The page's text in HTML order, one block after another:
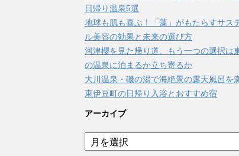
日帰り温泉5選
地球も肌も喜ぶ！「藻」がもたらすサス
ル美容の効果と未来の選び方
河津櫻を見た帰り道、もう一つの選択は
の温泉に泊まるか立ち寄るか
大川温泉・磯の湯で海絶景の露天風呂を
東伊豆町の日帰り入浴とおすすめ宿
アーカイブ
ア
ー